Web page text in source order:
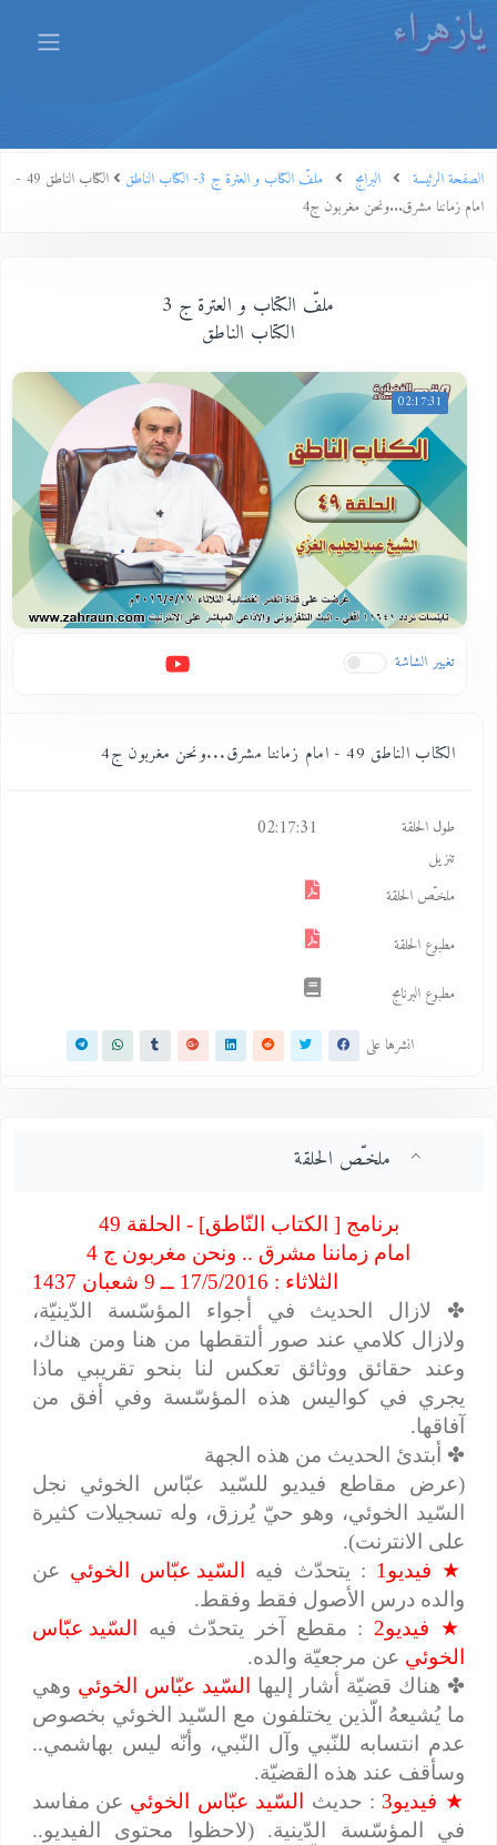
يازهراء
الصفحة الرئيسة البرامج ملفّ الكتاب و العترة ج 3- الكتاب الناطق
الكتاب الناطق 49 -
امام زماننا مشرق...ونحن مغربون ج4
ملفّ الكتاب و العترة ج 3
الكتاب الناطق
02:17:31
تغيير الشاشة
الكتاب الناطق 49 - امام زماننا مشرق...ونحن مغربون ج4
طول الحلقة 02:17:31
تنزيل
ملخـّص الحلقة
مطبوع الحلقة
مطبوع البرنامج
انشرها على
ملخـّص الحلقة
برنامج [ الكتاب النّاطق] - الحلقة 49
امام زماننا مشرق .. ونحن مغربون ج 4
الثلاثاء : 17/5/2016 ــ 9 شعبان 1437
✤لازال الحديث في أجواء المؤسّسة الدّينيّة،
ولازال كلامي عند صور ألتقطها من هنا ومن هناك،
وعند حقائق ووثائق تعكس لنا بنحو تقريبي ماذا
يجري في كواليس هذه المؤسّسة وفي أفق من
آفاقها.
✤أبتدئ الحديث من هذه الجهة
(عرض مقاطع فيديو للسّيد عبّاس الخوئي نجل
السّيد الخوئي، وهو حيّ يُرزق، وله تسجيلات كثيرة
على الانترنت).
★فيديو1 : يتحدّث فيه السّيد عبّاس الخوئي عن
والده درس الأصول فقط وفقط.
★فيديو2 : مقطع آخر يتحدّث فيه
السّيد عبّاس
الخوئيعن مرجعيّة والده.
✤هناك قضيّة أشار إليهاالسّيد عبّاس الخوئيوهي
ما يُشيعهُ الّذين يختلفون مع السّيد الخوئي بخصوص
عدم انتسابه للنّبي وآل النّبي، وأنّه ليس بهاشمي..
وسأقف عند هذه القضيّة.
★فيديو3 : حديث السّيد عبّاس الخوئيعن مفاسد
في المؤسّسة الدّينية. (لاحظوا محتوى الفيديو..